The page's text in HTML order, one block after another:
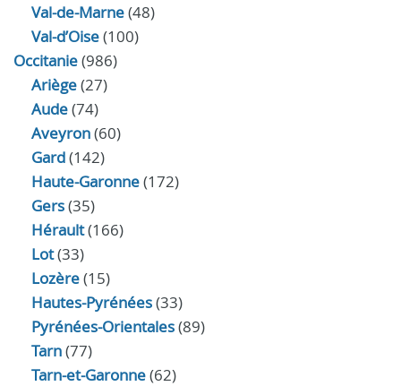
Val-de-Marne(48)
Val-d’Oise(100)
Occitanie(986)
Ariège(27)
Aude(74)
Aveyron(60)
Gard(142)
Haute-Garonne(172)
Gers(35)
Hérault(166)
Lot(33)
Lozère(15)
Hautes-Pyrénées(33)
Pyrénées-Orientales(89)
Tarn(77)
Tarn-et-Garonne(62)